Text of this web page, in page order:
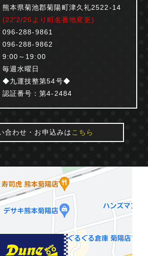
熊本県菊池郡菊陽町津久礼2522-14
(22'2/26より町名番地変更)
096-288-9861
096-288-9862
9:00～19:00
毎週水曜日
◆九運技整第54号◆
認証番号：第4-2484
合わせ・お申込みはこちら